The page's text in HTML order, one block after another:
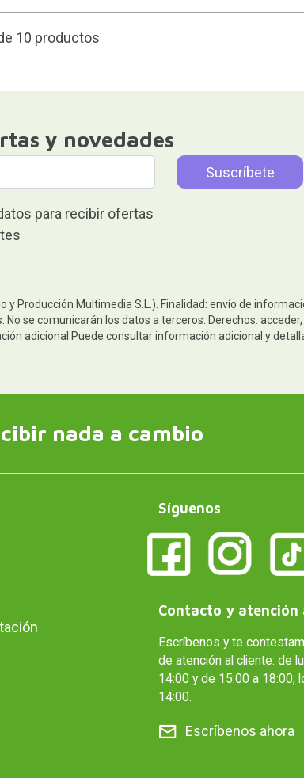
10 productos
y novedades
para recibir ofertas
Producción Multimedia S.L.). Finalidad: envío de
se comunicarán los datos a terceros. Derechos:
adicional.Puede consultar información adicional y
nada a cambio
Síguenos
Contacto y atención
Escríbenos y te
de atención al cliente: de
14:00 y de 15:00 a 18:00;
14:00.
Escríbenos ahora